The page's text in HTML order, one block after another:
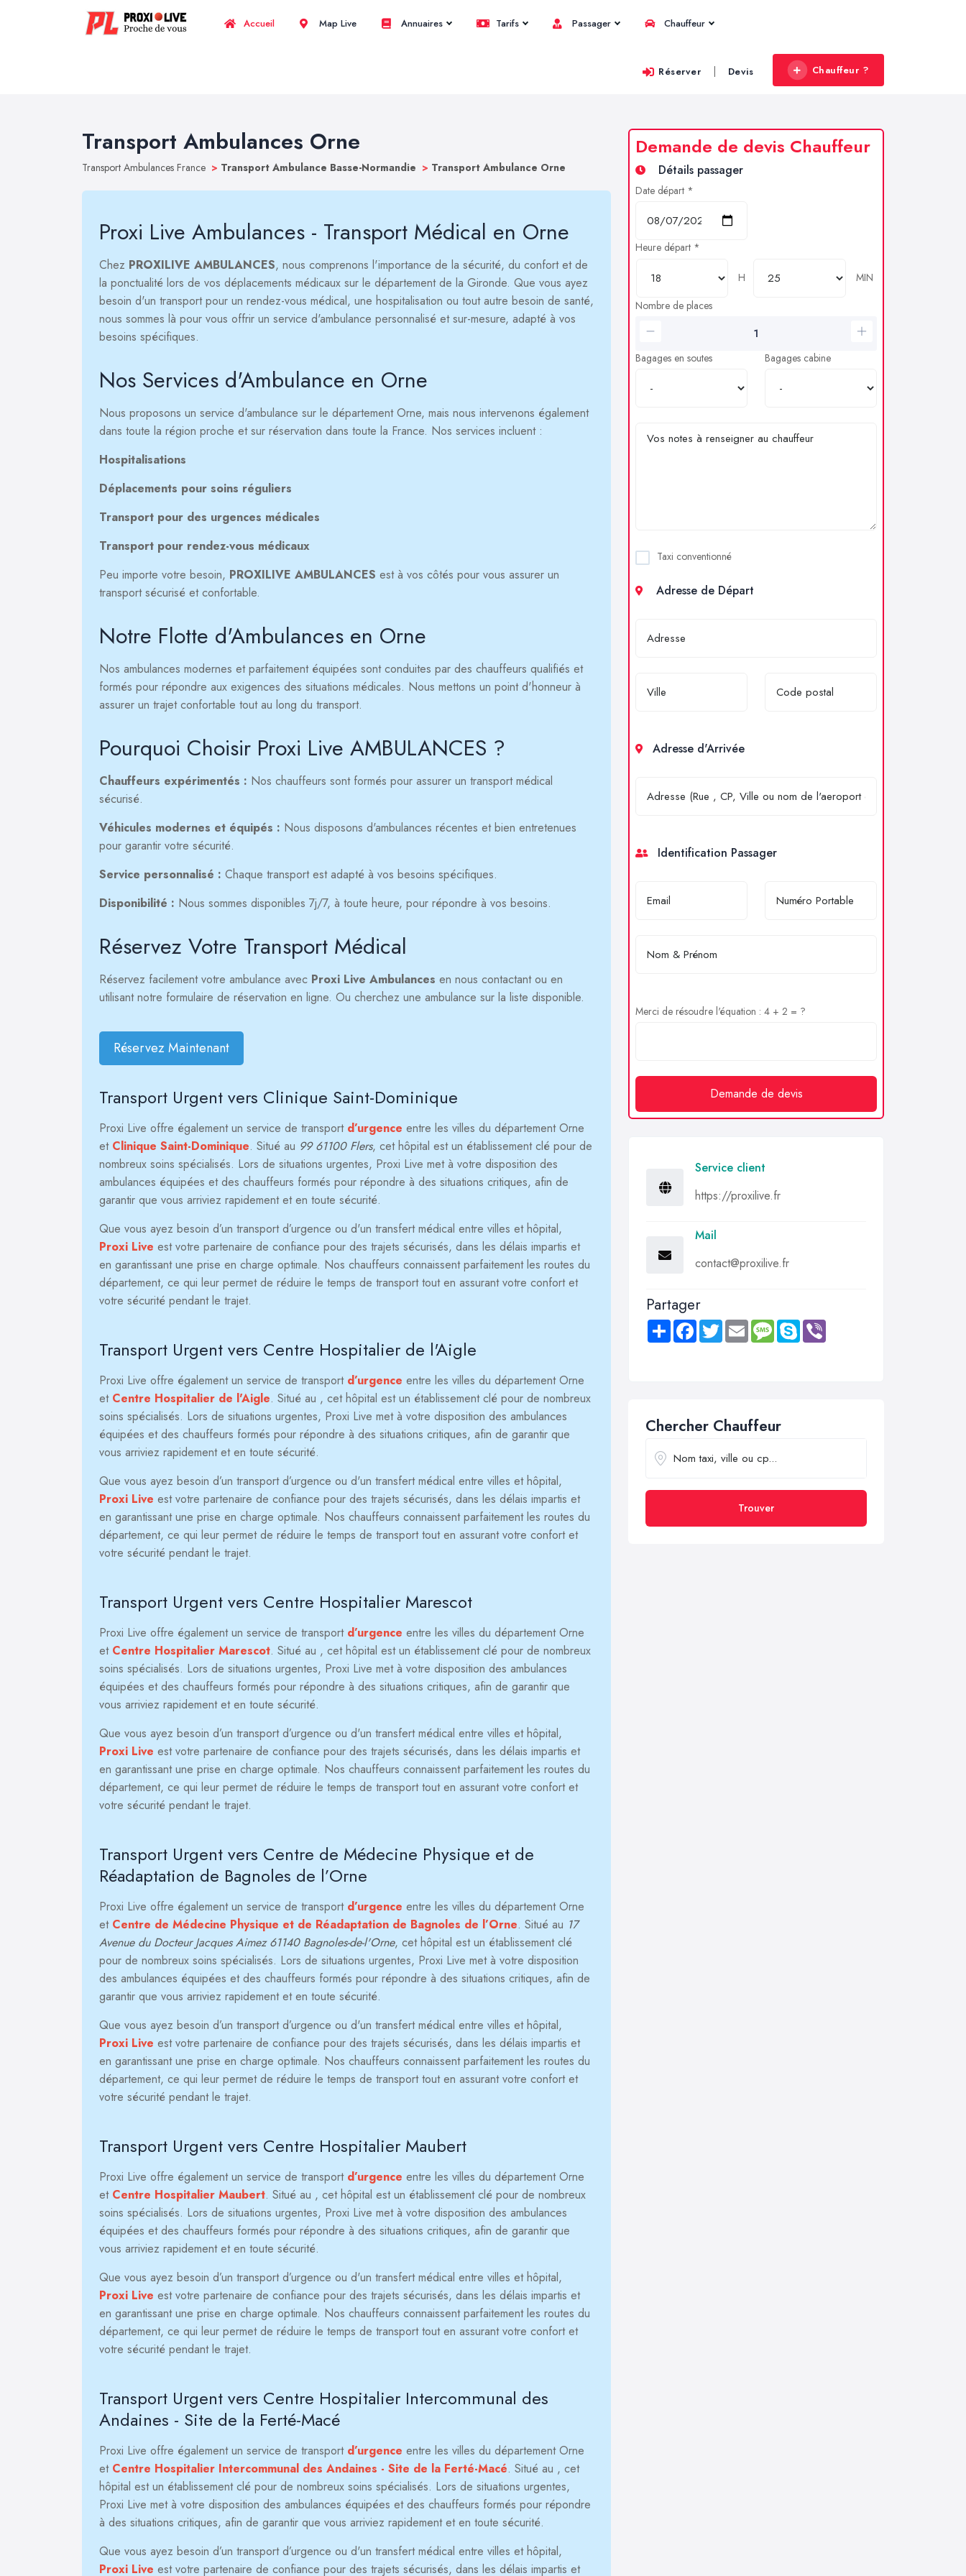
Accueil Map Live Annuaires Tarifs Passager Chauffeur
Réserver | Devis Chauffeur ?
Transport Ambulances Orne
Transport Ambulances France > Transport Ambulance Basse-Normandie > Transport Ambulance Orne
Proxi Live Ambulances - Transport Médical en Orne
Chez PROXILIVE AMBULANCES, nous comprenons l'importance de la sécurité, du confort et de
la ponctualité lors de vos déplacements médicaux sur le département de la Gironde. Que vous ayez
besoin d'un transport pour un rendez-vous médical, une hospitalisation ou tout autre besoin de santé,
nous sommes là pour vous offrir un service d'ambulance personnalisé et sur-mesure, adapté à vos
besoins spécifiques.
Nos Services d'Ambulance en Orne
Nous proposons un service d'ambulance sur le département Orne, mais nous intervenons également
dans toute la région proche et sur réservation dans toute la France. Nos services incluent :
Hospitalisations
Déplacements pour soins réguliers
Transport pour des urgences médicales
Transport pour rendez-vous médicaux
Peu importe votre besoin, PROXILIVE AMBULANCES est à vos côtés pour vous assurer un
transport sécurisé et confortable.
Notre Flotte d'Ambulances en Orne
Nos ambulances modernes et parfaitement équipées sont conduites par des chauffeurs qualifiés et
formés pour répondre aux exigences des situations médicales. Nous mettons un point d'honneur à
assurer un trajet confortable tout au long du transport.
Pourquoi Choisir Proxi Live AMBULANCES ?
Chauffeurs expérimentés : Nos chauffeurs sont formés pour assurer un transport médical
sécurisé.
Véhicules modernes et équipés : Nous disposons d'ambulances récentes et bien entretenues
pour garantir votre sécurité.
Service personnalisé : Chaque transport est adapté à vos besoins spécifiques.
Disponibilité : Nous sommes disponibles 7j/7, à toute heure, pour répondre à vos besoins.
Réservez Votre Transport Médical
Réservez facilement votre ambulance avec Proxi Live Ambulances en nous contactant ou en
utilisant notre formulaire de réservation en ligne. Ou cherchez une ambulance sur la liste disponible.
Réservez Maintenant
Transport Urgent vers Clinique Saint-Dominique
Proxi Live offre également un service de transport d’urgence entre les villes du département Orne
et Clinique Saint-Dominique. Situé au 99 61100 Flers, cet hôpital est un établissement clé pour de
nombreux soins spécialisés. Lors de situations urgentes, Proxi Live met à votre disposition des
ambulances équipées et des chauffeurs formés pour répondre à des situations critiques, afin de
garantir que vous arriviez rapidement et en toute sécurité.
Que vous ayez besoin d’un transport d’urgence ou d'un transfert médical entre villes et hôpital,
Proxi Live est votre partenaire de confiance pour des trajets sécurisés, dans les délais impartis et
en garantissant une prise en charge optimale. Nos chauffeurs connaissent parfaitement les routes du
département, ce qui leur permet de réduire le temps de transport tout en assurant votre confort et
votre sécurité pendant le trajet.
Transport Urgent vers Centre Hospitalier de l'Aigle
Proxi Live offre également un service de transport d’urgence entre les villes du département Orne
et Centre Hospitalier de l'Aigle. Situé au , cet hôpital est un établissement clé pour de nombreux
soins spécialisés. Lors de situations urgentes, Proxi Live met à votre disposition des ambulances
équipées et des chauffeurs formés pour répondre à des situations critiques, afin de garantir que
vous arriviez rapidement et en toute sécurité.
Que vous ayez besoin d’un transport d’urgence ou d'un transfert médical entre villes et hôpital,
Proxi Live est votre partenaire de confiance pour des trajets sécurisés, dans les délais impartis et
en garantissant une prise en charge optimale. Nos chauffeurs connaissent parfaitement les routes du
département, ce qui leur permet de réduire le temps de transport tout en assurant votre confort et
votre sécurité pendant le trajet.
Transport Urgent vers Centre Hospitalier Marescot
Proxi Live offre également un service de transport d’urgence entre les villes du département Orne
et Centre Hospitalier Marescot. Situé au , cet hôpital est un établissement clé pour de nombreux
soins spécialisés. Lors de situations urgentes, Proxi Live met à votre disposition des ambulances
équipées et des chauffeurs formés pour répondre à des situations critiques, afin de garantir que
vous arriviez rapidement et en toute sécurité.
Que vous ayez besoin d’un transport d’urgence ou d'un transfert médical entre villes et hôpital,
Proxi Live est votre partenaire de confiance pour des trajets sécurisés, dans les délais impartis et
en garantissant une prise en charge optimale. Nos chauffeurs connaissent parfaitement les routes du
département, ce qui leur permet de réduire le temps de transport tout en assurant votre confort et
votre sécurité pendant le trajet.
Transport Urgent vers Centre de Médecine Physique et de
Réadaptation de Bagnoles de l’Orne
Proxi Live offre également un service de transport d’urgence entre les villes du département Orne
et Centre de Médecine Physique et de Réadaptation de Bagnoles de l’Orne. Situé au 17
Avenue du Docteur Jacques Aimez 61140 Bagnoles-de-l'Orne, cet hôpital est un établissement clé
pour de nombreux soins spécialisés. Lors de situations urgentes, Proxi Live met à votre disposition
des ambulances équipées et des chauffeurs formés pour répondre à des situations critiques, afin de
garantir que vous arriviez rapidement et en toute sécurité.
Que vous ayez besoin d’un transport d’urgence ou d'un transfert médical entre villes et hôpital,
Proxi Live est votre partenaire de confiance pour des trajets sécurisés, dans les délais impartis et
en garantissant une prise en charge optimale. Nos chauffeurs connaissent parfaitement les routes du
département, ce qui leur permet de réduire le temps de transport tout en assurant votre confort et
votre sécurité pendant le trajet.
Transport Urgent vers Centre Hospitalier Maubert
Proxi Live offre également un service de transport d’urgence entre les villes du département Orne
et Centre Hospitalier Maubert. Situé au , cet hôpital est un établissement clé pour de nombreux
soins spécialisés. Lors de situations urgentes, Proxi Live met à votre disposition des ambulances
équipées et des chauffeurs formés pour répondre à des situations critiques, afin de garantir que
vous arriviez rapidement et en toute sécurité.
Que vous ayez besoin d’un transport d’urgence ou d'un transfert médical entre villes et hôpital,
Proxi Live est votre partenaire de confiance pour des trajets sécurisés, dans les délais impartis et
en garantissant une prise en charge optimale. Nos chauffeurs connaissent parfaitement les routes du
département, ce qui leur permet de réduire le temps de transport tout en assurant votre confort et
votre sécurité pendant le trajet.
Transport Urgent vers Centre Hospitalier Intercommunal des
Andaines - Site de la Ferté-Macé
Proxi Live offre également un service de transport d’urgence entre les villes du département Orne
et Centre Hospitalier Intercommunal des Andaines - Site de la Ferté-Macé. Situé au , cet
hôpital est un établissement clé pour de nombreux soins spécialisés. Lors de situations urgentes,
Proxi Live met à votre disposition des ambulances équipées et des chauffeurs formés pour répondre
à des situations critiques, afin de garantir que vous arriviez rapidement et en toute sécurité.
Que vous ayez besoin d’un transport d’urgence ou d'un transfert médical entre villes et hôpital,
Proxi Live est votre partenaire de confiance pour des trajets sécurisés, dans les délais impartis et
Demande de devis Chauffeur
Détails passager
Date départ *
Heure départ *
H
MIN
Nombre de places
Bagages en soutes Bagages cabine
Taxi conventionné
Adresse de Départ
Adresse d'Arrivée
Identification Passager
Merci de résoudre l'équation : 4 + 2 = ?
Demande de devis
Service client
https://proxilive.fr
Mail
contact@proxilive.fr
Partager
Share FacebookTwitter Email MessageSkype
Chercher Chauffeur
Trouver